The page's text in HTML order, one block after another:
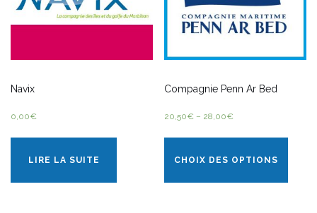
Navix
0,00€
LIRE LA SUITE
Compagnie Penn Ar Bed
20,50€ – 28,00€
CHOIX DES OPTIONS